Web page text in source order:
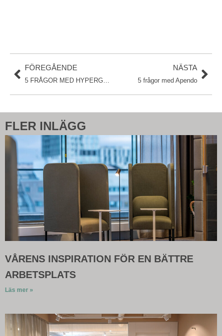
FÖREGÅENDE
5 FRÅGOR MED HYPERGENE
NÄSTA
5 frågor med Apendo
FLER INLÄGG
VÅRENS INSPIRATION FÖR EN BÄTTRE
ARBETSPLATS
Läs mer »